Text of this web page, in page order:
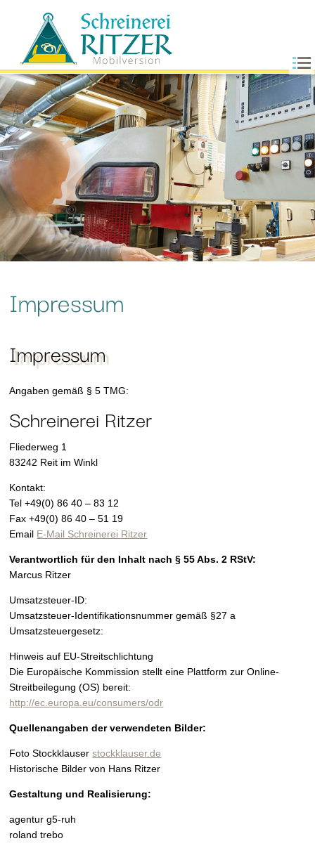
Impressum
Impressum
Angaben gemäß § 5 TMG:
Schreinerei Ritzer
Fliederweg 1
83242 Reit im Winkl
Kontakt:
Tel +49(0) 86 40 – 83 12
Fax +49(0) 86 40 – 51 19
Email E-Mail Schreinerei Ritzer
Verantwortlich für den Inhalt nach § 55 Abs. 2 RStV:
Marcus Ritzer
Umsatzsteuer-ID:
Umsatzsteuer-Identifikationsnummer gemäß §27 a
Umsatzsteuergesetz:
Hinweis auf EU-Streitschlichtung
Die Europäische Kommission stellt eine Plattform zur Online-
Streitbeilegung (OS) bereit:
http://ec.europa.eu/consumers/odr
Quellenangaben der verwendeten Bilder:
Foto Stockklauserstockklauser.de
Historische Bilder von Hans Ritzer
Gestaltung und Realisierung:
agentur g5-ruh
roland trebo